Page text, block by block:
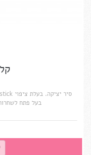
בעל פתח לשחרור אדים.